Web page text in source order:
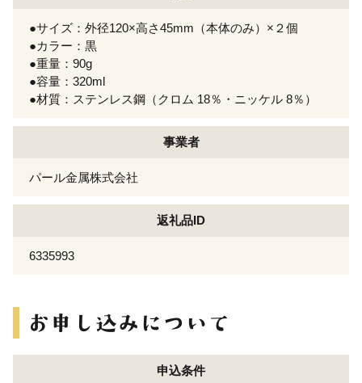
●サイズ：外径120×高さ45mm（本体のみ）×２個
●カラー：黒
●重量：90g
●容量：320ml
●材質：ステンレス鋼（クロム 18％・ニッケル 8％）
事業者
パール金属株式会社
返礼品ID
6335993
申込条件